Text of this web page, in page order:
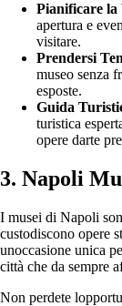
Pianificare la
apertura e
visitare.
Prendersi
museo senza
esposte.
Guida
turistica
opere darte
3. Napoli
I musei di Napoli
custodiscono opere
unoccasione unica
città che da sempre
Non perdete